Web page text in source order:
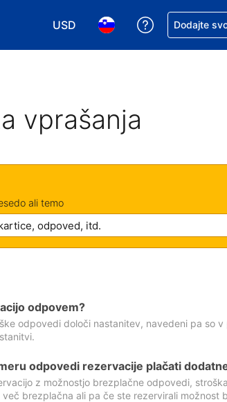
USD
Izbira valute. Vaša trenutna
Izbira jezika. Vaš
Zaprosite
Dodajte
vprašanja
ali temo
odpovem?
odpovedi določi nastanitev, navedeni pa so
odpovedi rezervacije plačati
z možnostjo brezplačne odpovedi,
brezplačna ali pa če ste rezervirali možnost